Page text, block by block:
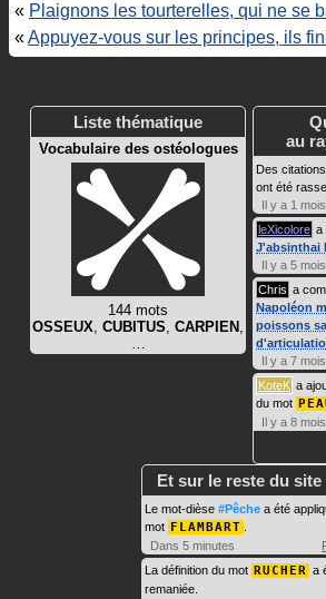
« Plaignons les tourterelles, qui ne se
«Appuyez-vous sur les principes, ils
Liste thématique
Vocabulaire des ostéologues
144 mots
OSSEUX, CUBITUS, CARPIEN ,
…
au
Des
ont été
Il y a 1 mois
leXicolore a
J'absinthai
Il y a 5 mois
Chris a
Napoléon
poissons
Il y a 7 mois
KoteK a
du mot
Il y a 8 mois
Et sur le reste du
Le mot-dièse #Pêche a été
mot FLAMBART
Dans 5 minutes
La définition du mot RUCHER a
remaniée.